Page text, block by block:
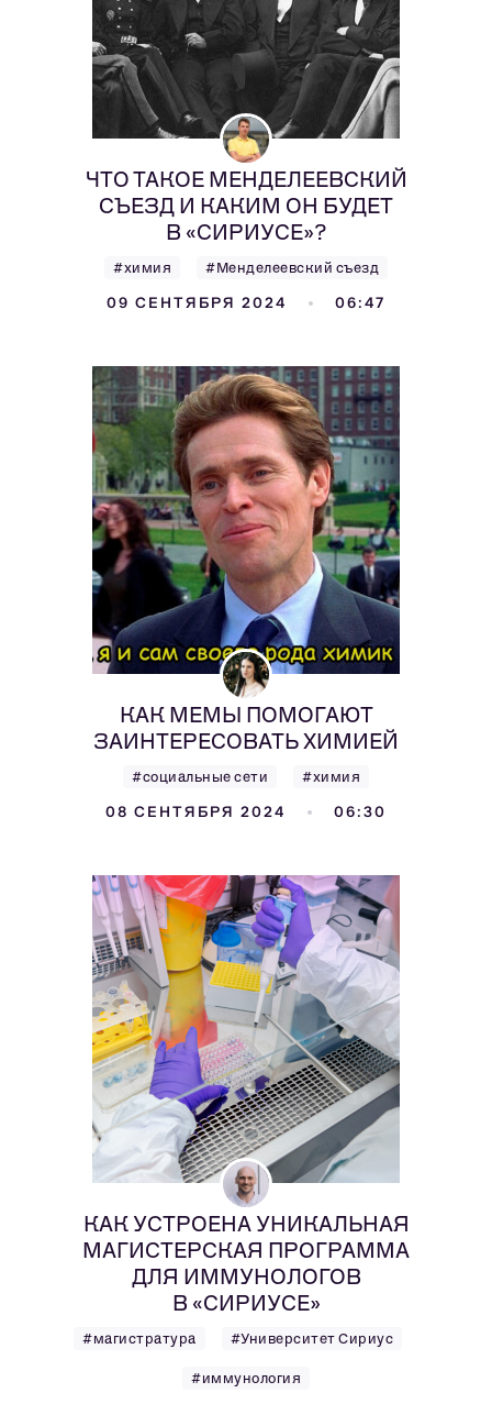
ЧТО ТАКОЕ МЕНДЕЛЕЕВСКИЙ
СЪЕЗД И КАКИМ ОН БУДЕТ
В «СИРИУСЕ»?
#химия #Менделеевский съезд
09 СЕНТЯБРЯ 2024 06:47
КАК МЕМЫ ПОМОГАЮТ
ЗАИНТЕРЕСОВАТЬ ХИМИЕЙ
#социальные сети #химия
08 СЕНТЯБРЯ 2024 06:30
КАК УСТРОЕНА УНИКАЛЬНАЯ
МАГИСТЕРСКАЯ ПРОГРАММА
ДЛЯ ИММУНОЛОГОВ
В «СИРИУСЕ»
#магистратура #Университет Сириус
#иммунология